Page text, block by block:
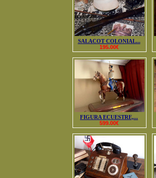
SALACOT COLONIAL...
195.00€
FIGURA ECUESTRE,...
599.00€